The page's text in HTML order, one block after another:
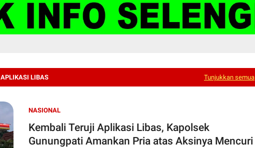
APLIKASI LIBAS Tunjukkan semua
NASIONAL
Kembali Teruji Aplikasi Libas, Kapolsek
Gunungpati Amankan Pria atas Aksinya Mencuri